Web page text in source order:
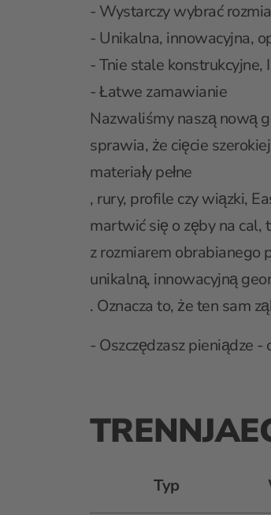
- Wystarczy wybrać
- Unikalna, innowacyjna,
- Tnie stale
- Łatwe zamawianie
Nazwaliśmy naszą nową
sprawia, że cięcie
materiały pełne
, rury, profile czy wiązki,
martwić się o zęby na
z rozmiarem obrabianego
unikalną, innowacyjną
. Oznacza to, że ten sam
- Oszczędzasz pieniądze -
Typ